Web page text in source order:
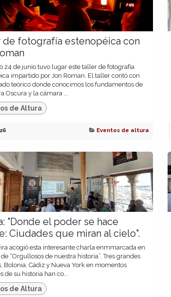
de fotografía estenopéica con
24 de junio tuvo lugar este taller de fotografía
impartido por Jon Roman. El taller contó con
teórico donde conocimos los fundamentos de
Oscura y la cámara ...
de Altura
Eventos de altura
"Donde el poder se hace
Ciudades que miran al cielo".
acogió esta interesante charla enmmarcada en
“Orgullosos de nuestra historia”. Tres grandes
Bolonia, Cádiz y Nueva York en momentos
de su historia han co...
de Altura